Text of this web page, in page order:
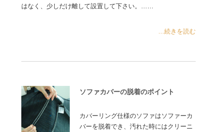
はなく、少しだけ離して設置して下さい。……
...続きを読む
ソファカバーの脱着のポイント
カバーリング仕様のソファはソファーカ
バーを脱着でき、汚れた時にはクリーニ